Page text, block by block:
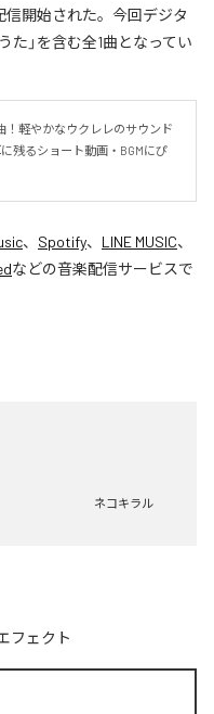
信開始された。今回デジタ
た」を含む全1曲となってい
！軽やかなウクレレのサウンド
残るショート動画・BGMにぴ
、 Spotify、 LINE MUSIC、
などの音楽配信サービスで
ネコキラル
フェクト